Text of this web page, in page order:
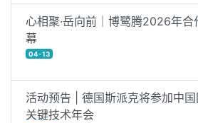
心相聚·岳向前｜博鹭腾2026年
幕
04-13
活动预告 | 德国斯派克将参加中
关键技术年会